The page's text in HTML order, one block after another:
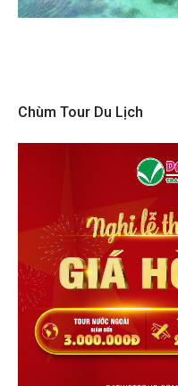
Chùm Tour Du Lịch